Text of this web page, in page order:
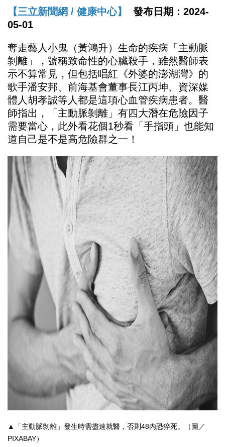
【三立新聞網 / 健康中心】
發布日期：2024-
05-01
奪走藝人小鬼（黃鴻升）生命的疾病「主動脈
剝離」，號稱致命性的心臟殺手，雖然醫師表
示不算常見，但包括唱紅《外婆的澎湖灣》的
歌手潘安邦、前海基會董事長江丙坤、資深媒
體人胡孝誠等人都是這項心血管疾病患者。醫
師指出，「主動脈剝離」有四大潛在危險因子
需要當心，此外看花個1秒看「手指頭」也能知
道自己是不是高危險群之一！
▲「主動脈剝離」發生時需盡速就醫，否則48內恐猝死。（圖／
PIXABAY）